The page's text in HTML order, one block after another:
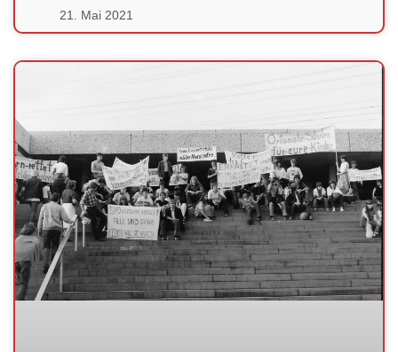
21. Mai 2021